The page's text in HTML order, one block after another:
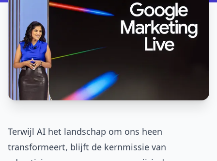
Terwijl AI het landschap om ons heen
transformeert, blijft de kernmissie van